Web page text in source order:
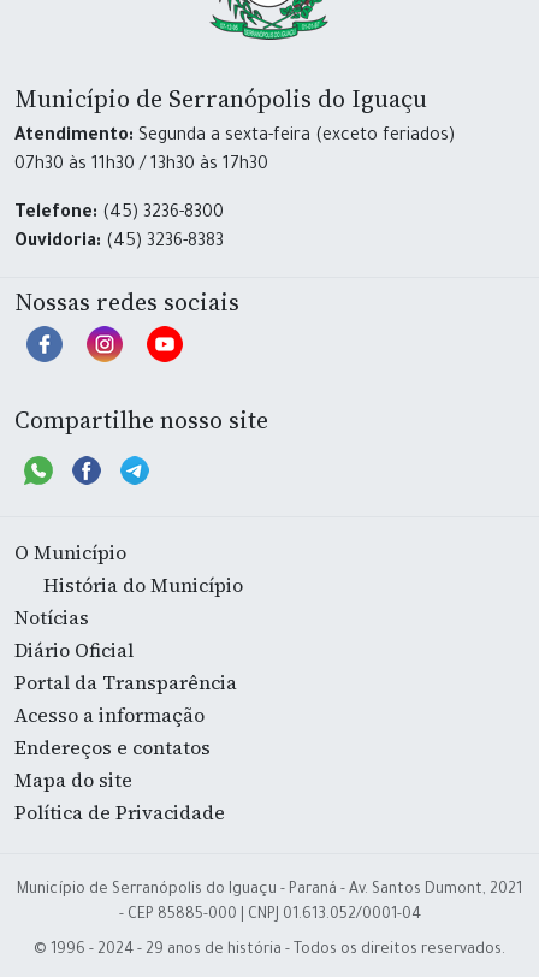
Município de Serranópolis do Iguaçu
Atendimento: Segunda a sexta-feira (exceto feriados)
07h30 às 11h30 / 13h30 às 17h30
Telefone: (45) 3236-8300
Ouvidoria: (45) 3236-8383
Nossas redes sociais
Compartilhe nosso site
O Município
História do Município
Notícias
Diário Oficial
Portal da Transparência
Acesso a informação
Endereços e contatos
Mapa do site
Política de Privacidade
Município de Serranópolis do Iguaçu - Paraná - Av. Santos Dumont, 2021
- CEP 85885-000 | CNPJ 01.613.052/0001-04
© 1996 - 2024 - 29 anos de história - Todos os direitos reservados.